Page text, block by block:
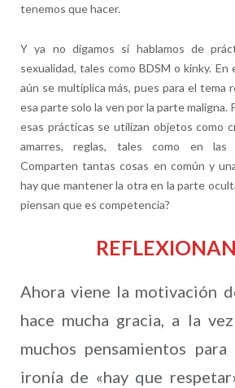
tenemos que hacer.
Y ya no digamos si hablamos de
sexualidad, tales como BDSM o kinky. En
aún se multiplica más, pues para el tema
esa parte solo la ven por la parte maligna.
esas prácticas se utilizan objetos como
amarres, reglas, tales como en las
Comparten tantas cosas en común y
hay que mantener la otra en la parte
piensan que es competencia?
Ahora viene la motivación
hace mucha gracia, a la
muchos pensamientos
ironía de «hay que